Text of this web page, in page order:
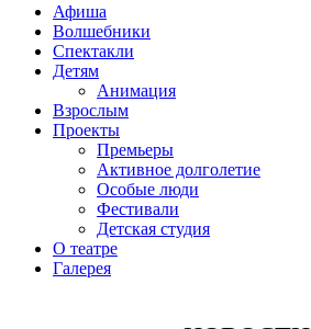
Афиша
Волшебники
Спектакли
Детям
Анимация
Взрослым
Проекты
Премьеры
Активное долголетие
Особые люди
Фестивали
Детская студия
О театре
Галерея